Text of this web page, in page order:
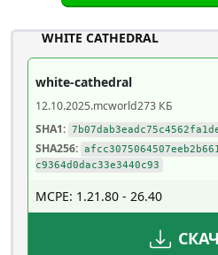
WHITE CATHEDRAL
white-cathedral
12.10.2025.mcworld273 КБ
SHA1:
SHA256:
c9364d0dac33e3440c93
MCPE: 1.21.80 - 26.40